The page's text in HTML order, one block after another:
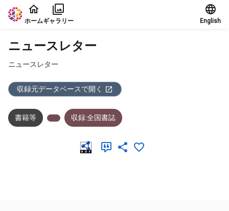
本文に飛ぶ
ホームギャラリー English
ニュースレター
ニュースレター
収録元データベースで開く
書籍等 収録:全国書誌